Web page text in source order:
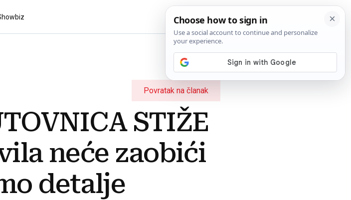
Povratak na članak
STIŽE
neće zaobići
detalje